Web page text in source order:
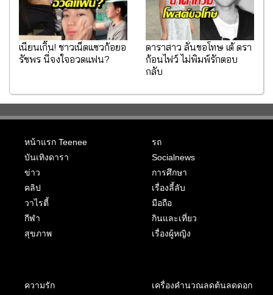
เนียนเกิ๊น! ชาวเน็ตแซวก้อยอ
รัชพร นี่จงใจอวดแฟน?
ดาราสาว ลั่นขอโทษ เต้ ดรา
ก้อนไฟว์ ไม่พิมพ์รักตอบ
กลับ
หน้าแรก Teenee
บันเทิงดารา
ข่าว
คลิป
วาไรตี้
กีฬา
สุขภาพ
รถ
Socialnews
การศึกษา
เรื่องลี้ลับ
มือถือ
กินและเที่ยว
เรื่องผู้หญิง
ความรัก เครื่องคำนวณลดต้นลดดอก